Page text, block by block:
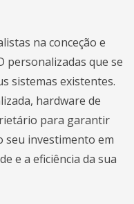
na conceção e
personalizadas que se
sistemas existentes.
hardware de
para garantir
seu investimento em
e a eficiência da sua